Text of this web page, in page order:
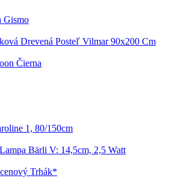
Gismo
Drevená Posteľ Vilmar 90x200 Cm
Čierna
1, 80/150cm
Bärli V: 14,5cm, 2,5 Watt
Trhák*